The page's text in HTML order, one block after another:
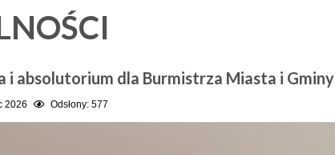
absolutorium dla Burmistrza Miasta i
2026 Odsłony: 577